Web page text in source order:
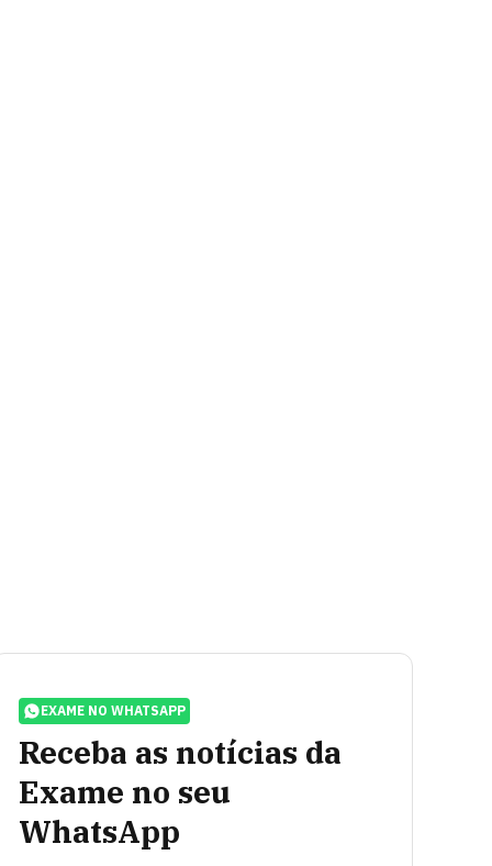
EXAME NO WHATSAPP
Receba as notícias da
Exame no seu
WhatsApp